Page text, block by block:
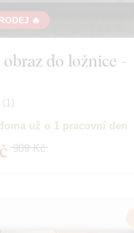
🔥
do ložnice -
( 1 )
už o 1 pracovní den
989 Kč